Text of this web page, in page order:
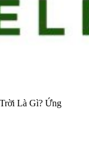
Là Gì? Ứng